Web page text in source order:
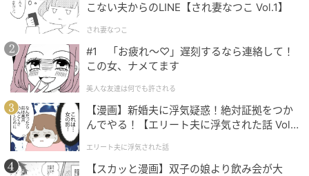
画像：東京おでんラブストーリー福岡天神店
まるでタイムスリップしたかのような空間で、おでん
やお酒を楽しめますよ。
遊び心あふれる仕掛けも！出汁しみしみのお
でんを満喫
こない夫からのLINE【され妻なつこ Vol.1】
され妻なつこ
#1 「お疲れ〜♡」遅刻するなら連絡して！
この女、ナメてます
美人な友達は何でも許される
【漫画】新婚夫に浮気疑惑！絶対証拠をつか
んでやる！【エリート夫に浮気された話 Vol.
エリート夫に浮気された話
【スカッと漫画】双子の娘より飲み会が大